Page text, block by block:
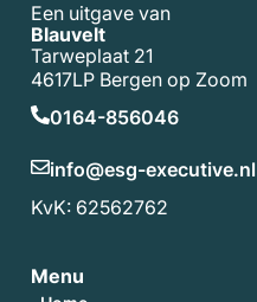
Een uitgave van
Blauvelt
Tarweplaat 21
4617LP Bergen op Zoom
0164-856046
info@esg-executive.nl
KvK: 62562762
Menu